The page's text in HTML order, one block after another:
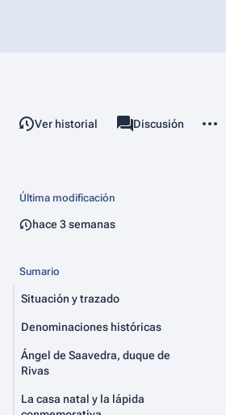
Ver historial associated-pages
Página
Discusión
Última modificación
hace 3 semanas
Sumario
Situación y trazado
Denominaciones históricas
Ángel de Saavedra, duque de
Rivas
La casa natal y la lápida